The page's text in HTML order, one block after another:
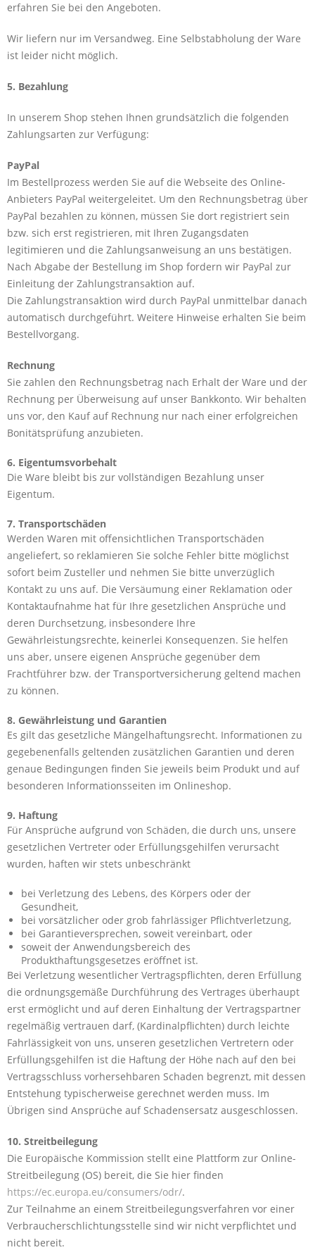
erfahren Sie bei den Angeboten.
Wir liefern nur im Versandweg. Eine Selbstabholung der Ware
ist leider nicht möglich.
5. Bezahlung
In unserem Shop stehen Ihnen grundsätzlich die folgenden
Zahlungsarten zur Verfügung:
PayPal
Im Bestellprozess werden Sie auf die Webseite des Online-
Anbieters PayPal weitergeleitet. Um den Rechnungsbetrag über
PayPal bezahlen zu können, müssen Sie dort registriert sein
bzw. sich erst registrieren, mit Ihren Zugangsdaten
legitimieren und die Zahlungsanweisung an uns bestätigen.
Nach Abgabe der Bestellung im Shop fordern wir PayPal zur
Einleitung der Zahlungstransaktion auf.
Die Zahlungstransaktion wird durch PayPal unmittelbar danach
automatisch durchgeführt. Weitere Hinweise erhalten Sie beim
Bestellvorgang.
Rechnung
Sie zahlen den Rechnungsbetrag nach Erhalt der Ware und der
Rechnung per Überweisung auf unser Bankkonto. Wir behalten
uns vor, den Kauf auf Rechnung nur nach einer erfolgreichen
Bonitätsprüfung anzubieten.
6. Eigentumsvorbehalt
Die Ware bleibt bis zur vollständigen Bezahlung unser
Eigentum.
7. Transportschäden
Werden Waren mit offensichtlichen Transportschäden
angeliefert, so reklamieren Sie solche Fehler bitte möglichst
sofort beim Zusteller und nehmen Sie bitte unverzüglich
Kontakt zu uns auf. Die Versäumung einer Reklamation oder
Kontaktaufnahme hat für Ihre gesetzlichen Ansprüche und
deren Durchsetzung, insbesondere Ihre
Gewährleistungsrechte, keinerlei Konsequenzen. Sie helfen
uns aber, unsere eigenen Ansprüche gegenüber dem
Frachtführer bzw. der Transportversicherung geltend machen
zu können.
8. Gewährleistung und Garantien
Es gilt das gesetzliche Mängelhaftungsrecht. Informationen zu
gegebenenfalls geltenden zusätzlichen Garantien und deren
genaue Bedingungen finden Sie jeweils beim Produkt und auf
besonderen Informationsseiten im Onlineshop.
9. Haftung
Für Ansprüche aufgrund von Schäden, die durch uns, unsere
gesetzlichen Vertreter oder Erfüllungsgehilfen verursacht
wurden, haften wir stets unbeschränkt
bei Verletzung des Lebens, des Körpers oder der
Gesundheit,
bei vorsätzlicher oder grob fahrlässiger Pflichtverletzung,
bei Garantieversprechen, soweit vereinbart, oder
soweit der Anwendungsbereich des
Produkthaftungsgesetzes eröffnet ist.
Bei Verletzung wesentlicher Vertragspflichten, deren Erfüllung
die ordnungsgemäße Durchführung des Vertrages überhaupt
erst ermöglicht und auf deren Einhaltung der Vertragspartner
regelmäßig vertrauen darf, (Kardinalpflichten) durch leichte
Fahrlässigkeit von uns, unseren gesetzlichen Vertretern oder
Erfüllungsgehilfen ist die Haftung der Höhe nach auf den bei
Vertragsschluss vorhersehbaren Schaden begrenzt, mit dessen
Entstehung typischerweise gerechnet werden muss. Im
Übrigen sind Ansprüche auf Schadensersatz ausgeschlossen.
10. Streitbeilegung
Die Europäische Kommission stellt eine Plattform zur Online-
Streitbeilegung (OS) bereit, die Sie hier finden
https://ec.europa.eu/consumers/odr/.
Zur Teilnahme an einem Streitbeilegungsverfahren vor einer
Verbraucherschlichtungsstelle sind wir nicht verpflichtet und
nicht bereit.